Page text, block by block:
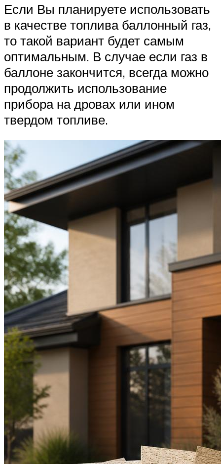
Если Вы планируете использовать
в качестве топлива баллонный газ,
то такой вариант будет самым
оптимальным. В случае если газ в
баллоне закончится, всегда можно
продолжить использование
прибора на дровах или ином
твердом топливе.